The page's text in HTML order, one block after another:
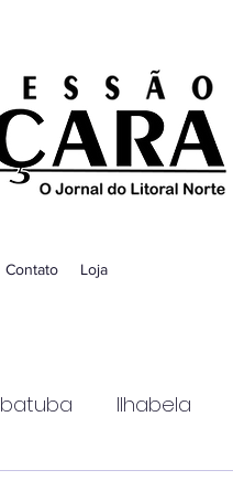
Contato Loja
Ilhabela